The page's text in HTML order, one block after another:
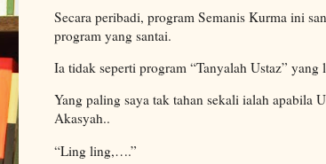
Secara peribadi, program Semanis Kurma ini
program yang santai.
Ia tidak seperti program “Tanyalah Ustaz” yang
Yang paling saya tak tahan sekali ialah apabila
Akasyah..
“Ling ling,….”